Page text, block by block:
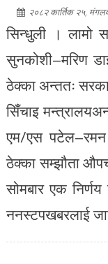
२०८२ कार्तिक २५,
सिन्धुली । लामो
सुनकोशी–मरिण
ठेक्का अन्ततः
सिँचाइ
एम/एस
ठेक्का सम्झौता
सोमबार एक
ननस्टपखबरलाई